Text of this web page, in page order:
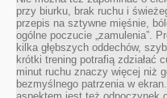
przy biurku, brak ruchu i
przepis na sztywne mięśnie,
ogólne poczucie „zamulenia”.
kilka głębszych oddechów,
krótki trening potrafią zdziałać
minut ruchu znaczy więcej niż
bezmyślnego patrzenia w